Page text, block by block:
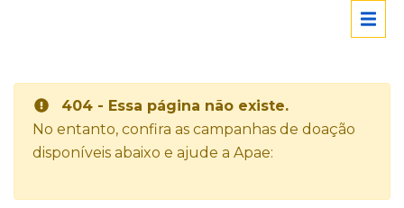
404 - Essa página não existe.
No entanto, confira as campanhas de doação
disponíveis abaixo e ajude a Apae: